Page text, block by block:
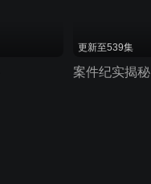
更新至539集
案件纪实揭秘